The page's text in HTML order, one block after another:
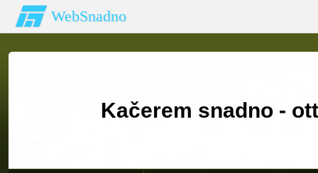
WebSnadno
Kačerem